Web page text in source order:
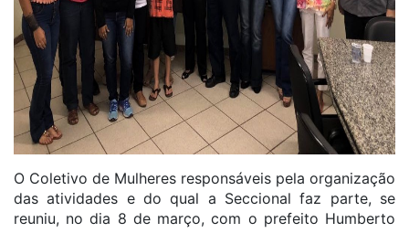
O Coletivo de Mulheres responsáveis pela organização
das atividades e do qual a Seccional faz parte, se
reuniu, no dia 8 de março, com o prefeito Humberto